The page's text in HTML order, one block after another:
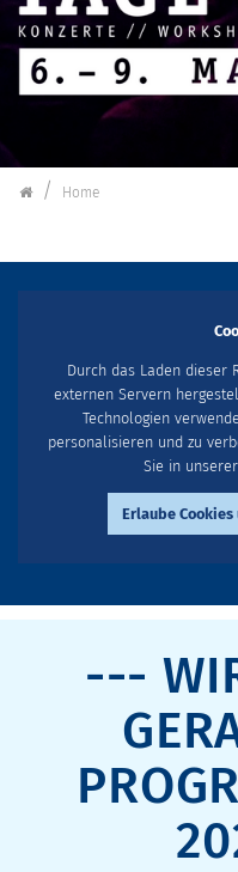
Schorndorfer Gitarrentage
Home
Durch das Laden dieser
externen Servern
Technologien
personalisieren und zu
Sie in
Erlaube
---